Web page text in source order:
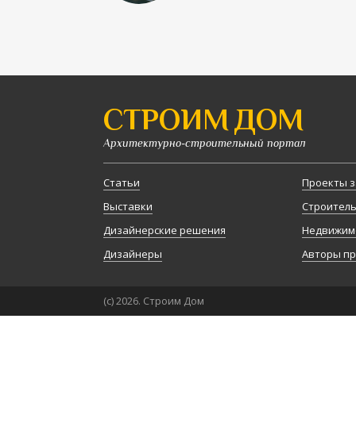
СТРОИМ ДОМ
Архитектурно-строительный портал
Статьи
Выставки
Дизайнерские решения
Дизайнеры
Проекты
Авторы
(с) 2026. Строим Дом